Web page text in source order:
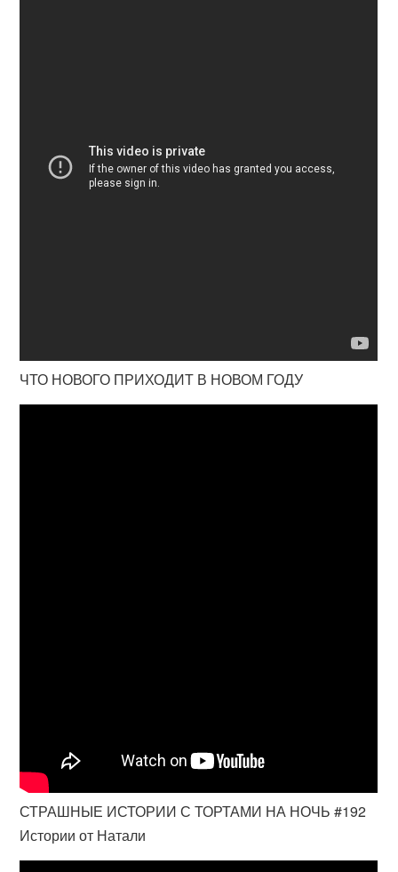
ЧТО НОВОГО ПРИХОДИТ В НОВОМ ГОДУ
СТРАШНЫЕ ИСТОРИИ С ТОРТАМИ НА НОЧЬ #192
Истории от Натали